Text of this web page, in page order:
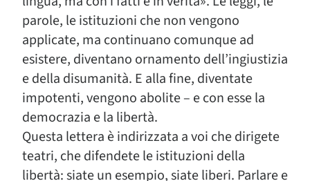
parole, le istituzioni che non vengono
applicate, ma continuano comunque ad
esistere, diventano ornamento dell’ingiustizia
e della disumanità. E alla fine, diventate
impotenti, vengono abolite – e con esse la
democrazia e la libertà.
Questa lettera è indirizzata a voi che dirigete
teatri, che difendete le istituzioni della
libertà: siate un esempio, siate liberi. Parlare e